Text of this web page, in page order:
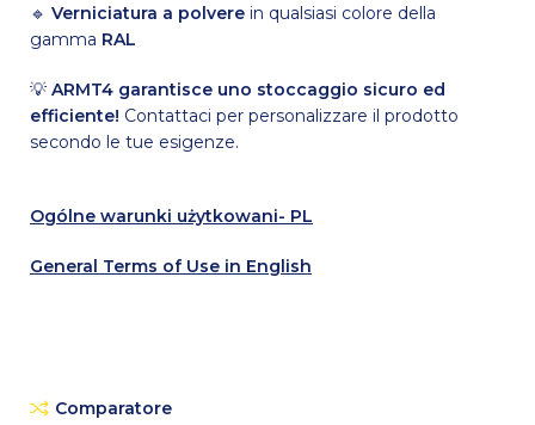
🔹Verniciatura a polvere in qualsiasi colore della
gamma RAL
💡ARMT4 garantisce uno stoccaggio sicuro ed
efficiente! Contattaci per personalizzare il prodotto
secondo le tue esigenze.
Ogólne warunki użytkowani- PL
General Terms of Use in English
Comparatore